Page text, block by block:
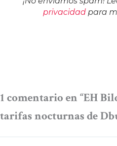
privacidadpara
1 comentario en “EH
tarifas nocturnas de